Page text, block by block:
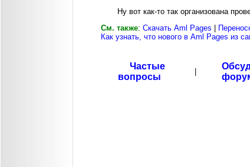
Ну вот как-то так организована
См. также: Скачать Aml Pages
Как узнать, что нового в Aml Pages из
Частые
вопросы